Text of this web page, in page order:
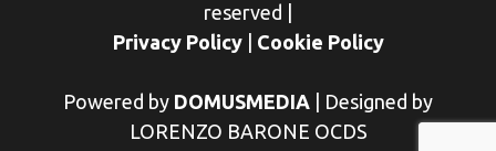
reserved
Privacy Policy
Cookie Policy
Powered by DOMUSMEDIA
Designed by
LORENZO BARONE OCDS